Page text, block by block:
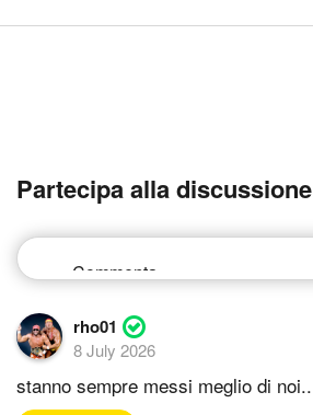
Partecipa alla discussione
rho01
8 July 2026
stanno sempre messi meglio di noi..